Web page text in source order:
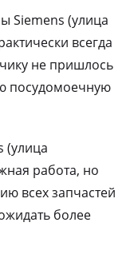
Siemens (улица
всегда
не пришлось
посудомоечную
(улица
работа, но
всех запчастей
более